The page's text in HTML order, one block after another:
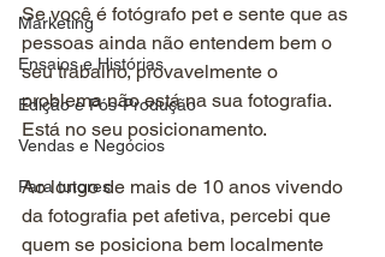
Marketing
Ensaios e Histórias
Edição e Pós-Produção
Vendas e Negócios
Para tutores
Se você é fotógrafo pet e sente que as
pessoas ainda não entendem bem o
seu trabalho, provavelmente o
problema não está na sua fotografia.
Está no seu posicionamento.
Ao longo de mais de 10 anos vivendo
da fotografia pet afetiva, percebi que
quem se posiciona bem localmente